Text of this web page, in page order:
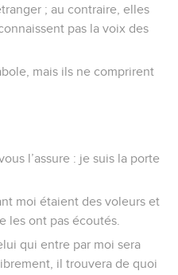
; au contraire, elles
pas la voix des
mais ils ne comprirent
l’assure : je suis la porte
moi étaient des voleurs et
les ont pas écoutés.
qui entre par moi sera
il trouvera de quoi